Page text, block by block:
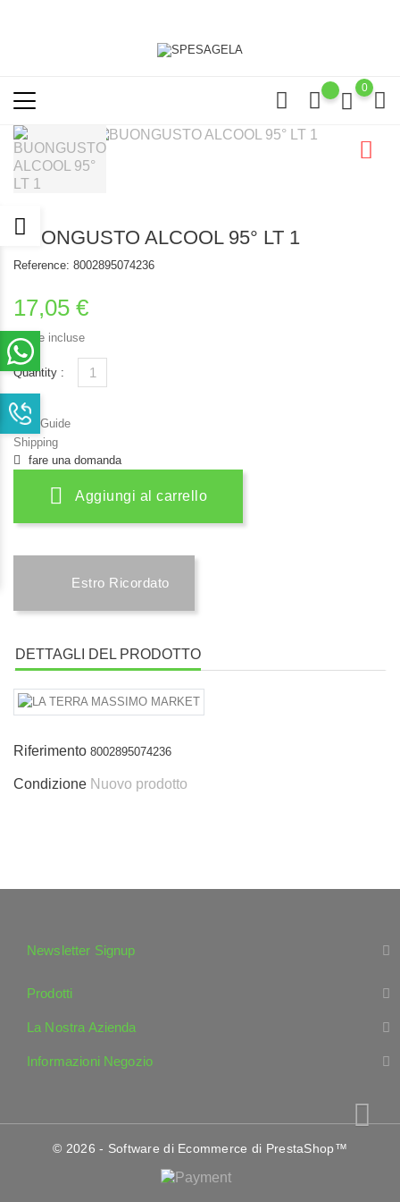
0
BUONGUSTO ALCOOL 95° LT 1
Reference: 8002895074236
17,05 €
Tasse incluse
Quantity :
Size Guide
Shipping
fare una domanda
Aggiungi al carrello
Estro Ricordato
DETTAGLI DEL PRODOTTO
Riferimento 8002895074236
Condizione Nuovo prodotto
Newsletter Signup
Prodotti
La Nostra Azienda
Informazioni Negozio
© 2026 - Software di Ecommerce di PrestaShop™